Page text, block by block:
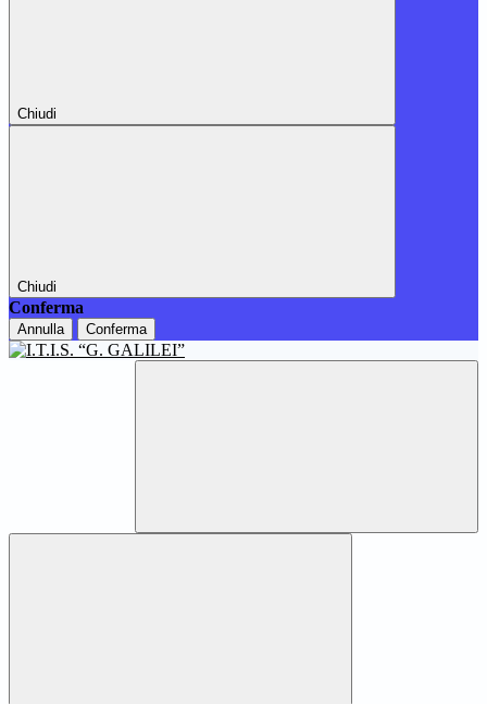
Chiudi
Chiudi
Conferma
Annulla Conferma